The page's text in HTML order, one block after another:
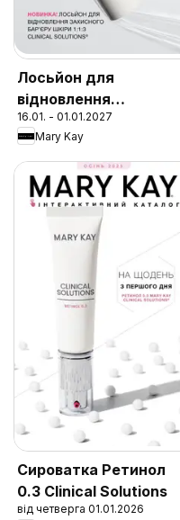
Лосьйон для
відновлення
захисного бар'єру
шкіри 1:1:3 Clinical
Solutions
16.01. - 01.01.2027
Mary Kay
Сироватка Ретинол
0.3 Clinical Solutions
від четверга 01.01.2026